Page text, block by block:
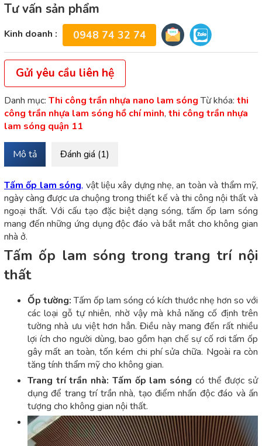
Tư vấn sản phẩm
Kinh doanh : 0948 74 32 74
Gửi yêu cầu liên hệ
Danh mục: Thi công trần nhựa nano lam sóng Từ khóa: thi
công trần nhựa lam sóng hồ chí minh, thi công trần nhựa
lam sóng quận 11
Mô tả Đánh giá (1)
Tấm ốp lam sóng, vật liệu xây dựng nhẹ, an toàn và thẩm mỹ,
ngày càng được ưa chuộng trong thiết kế và thi công nội thất và
ngoại thất. Với cấu tạo đặc biệt dạng sóng, tấm ốp lam sóng
mang đến những ứng dụng độc đáo và bắt mắt cho không gian
nhà ở.
Tấm ốp lam sóng trong trang trí nội
thất
Ốp tường:Tấm ốp lam sóng có kích thước nhẹ hơn so với
các loại gỗ tự nhiên, nhờ vậy mà khả năng cố định trên
tường nhà ưu việt hơn hẳn. Điều này mang đến rất nhiều
lợi ích cho người dùng, bao gồm hạn chế sự cố rơi tấm ốp
gây mất an toàn, tốn kém chi phí sửa chữa. Ngoài ra còn
tăng tính thẩm mỹ cho không gian.
Trang trí trần nhà: Tấm ốp lam sóng có thể được sử
dụng để trang trí trần nhà, tạo điểm nhấn độc đáo và ấn
tượng cho không gian nội thất.